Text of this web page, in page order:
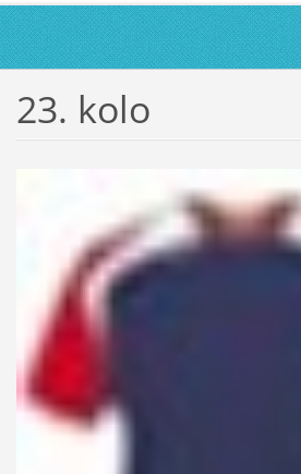
23. kolo